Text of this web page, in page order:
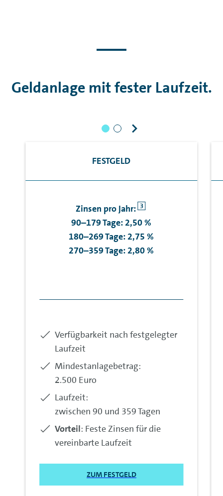
Geldanlage mit fester Laufzeit.
FESTGELD
Zinsen pro Jahr: 3
90–179 Tage: 2,50 %
180–269 Tage: 2,75 %
270–359 Tage: 2,80 %
inkludiert:
Verfügbarkeit nach festgelegter
Laufzeit
inkludiert:
Mindestanlagebetrag:
2.500 Euro
inkludiert:
Laufzeit:
zwischen 90 und 359 Tagen
inkludiert:
Vorteil: Feste Zinsen für die
vereinbarte Laufzeit
ZUM FESTGELD